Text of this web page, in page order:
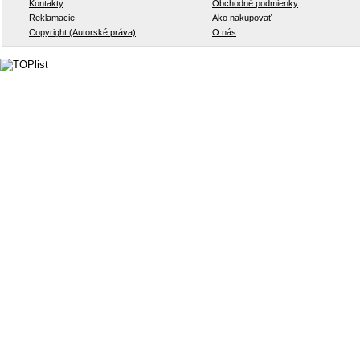
Kontakty
Obchodné podmienky
Reklamacie
Ako nakupovať
Copyright (Autorské práva)
O nás